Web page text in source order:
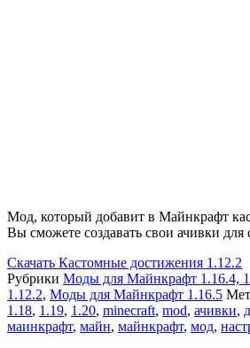
Мод, который добавит в Майнкрафт
Вы сможете создавать свои ачивки для
Скачать Кастомные достижения 1.12.2
Рубрики Моды для Майнкрафт 1.16.4,
1.12.2, Моды для Майнкрафт 1.16.5
1.18, 1.19, 1.20, minecraft, mod, ачивки,
маинкрафт, майн, майнкрафт, мод,